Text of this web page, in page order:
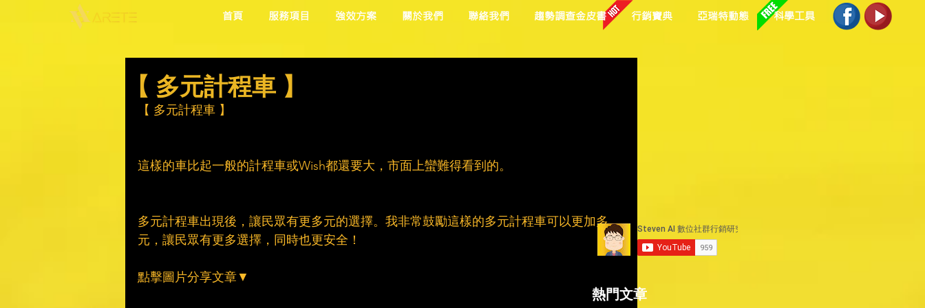
首頁 服務項目 強效方案 關於我們 聯絡我們 趨勢調查金皮書 行銷寶典 亞瑞特動態 科學工具
【 多元計程車 】
【 多元計程車 】
這樣的車比起一般的計程車或Wish都還要大，市面上蠻難得看到的。
多元計程車出現後，讓民眾有更多元的選擇。我非常鼓勵這樣的多元計程車可以更加多
元，讓民眾有更多選擇，同時也更安全！
點擊圖片分享文章▼
熱門文章